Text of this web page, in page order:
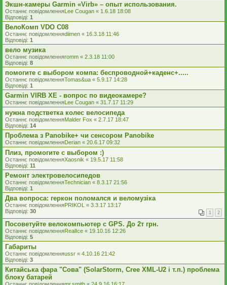
Экшн-камеры Garmin «Virb» – опыт использования.
Останнє повідомленняLee Cougan « 1.6.18 18:08
Відповіді: 1
ВелоКомп VDO С08
Останнє повідомленняdiimen « 16.3.18 11:46
Відповіді: 1
вело музика
Останнє повідомленняromm « 2.3.18 11:00
Відповіді: 8
помогите с выбором компа: беспроводной+каденс+.....
Останнє повідомленняTomas&ua « 5.9.17 14:28
Відповіді: 1
Garmin VIRB XE - вопрос по видеокамере?
Останнє повідомленняLee Cougan « 31.7.17 11:29
нужна подстветка колес велосипеда
Останнє повідомленняMalder Fox « 2.7.17 18:47
Відповіді: 14
Проблема з Panobike+ чи сенсором Panobike
Останнє повідомленняDerian « 20.6.17 09:32
Плиз, промогите с выбором :)
Останнє повідомленняXaosnik « 19.5.17 11:58
Відповіді: 11
Ремонт электровелосипедов
Останнє повідомленняTechnician « 8.3.17 21:56
Відповіді: 1
Два вопроса: геркон поломался и веломузіка
Останнє повідомленняPRIKOL « 3.3.17 13:17
Відповіді: 30 1 2
Посоветуйте велокомпьютер с GPS. До 2т грн.
Останнє повідомленняRealIce « 19.10.16 12:26
Відповіді: 5
Габариты
Останнє повідомленняussr « 4.10.16 21:42
Відповіді: 3
Китайська фара "Сова" (SolarStorm, Cree XML-U2 і т.п.) проблема
блоку батарей